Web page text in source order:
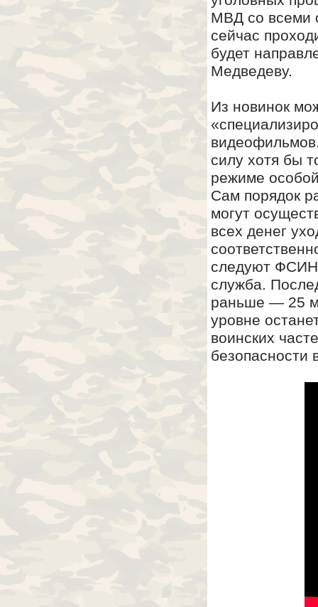
МВД со всеми
сейчас
будет
Медведеву.
Из новинок
силу хотя бы
режиме
Сам порядок
могут
всех денег
следуют ФСИН
служба.
раньше — 25
уровне
воинских
безопасности